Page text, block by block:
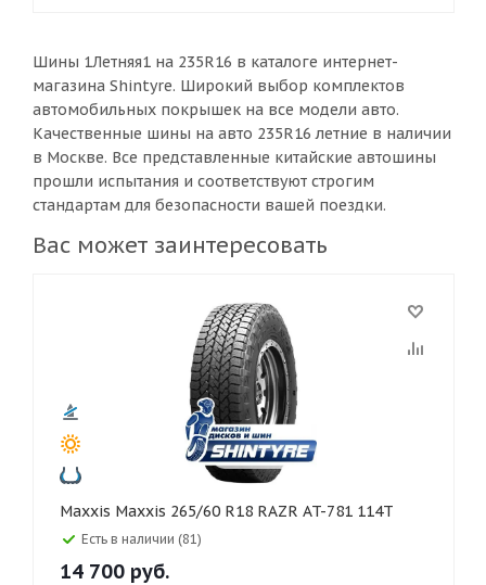
Шины 1Летняя1 на 235R16 в каталоге интернет-
магазина Shintyre. Широкий выбор комплектов
автомобильных покрышек на все модели авто.
Качественные шины на авто 235R16 летние в наличии
в Москве. Все представленные китайские автошины
прошли испытания и соответствуют строгим
стандартам для безопасности вашей поездки.
Вас может заинтересовать
Maxxis Maxxis 265/60 R18 RAZR AT-781 114T
Есть в наличии (81)
14 700 руб.